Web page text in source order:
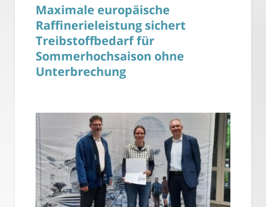
Maximale europäische
Raffinerieleistung sichert
Treibstoffbedarf für
Sommerhochsaison ohne
Unterbrechung